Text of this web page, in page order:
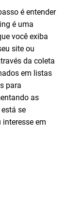
é entender
é uma
você exiba
site ou
da coleta
em listas
para
as
se
em